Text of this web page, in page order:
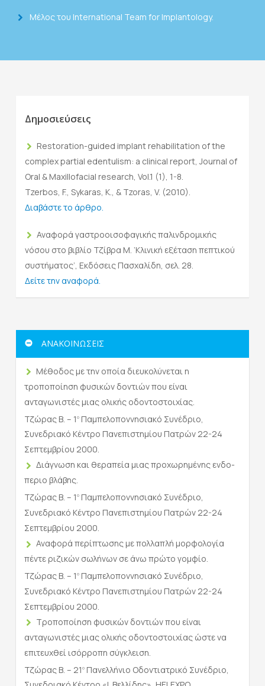
Mέλος του International Team for Implantology.
Δημοσιεύσεις
Restoration-guided implant rehabilitation of the
complex partial edentulism: a clinical report, Journal of
Oral & Maxillofacial research, Vol.1 (1), 1-8.
Tzerbos, F., Sykaras, K., & Tzoras, V. (2010).
Διαβάστε το άρθρο.
Αναφορά γαστροοισοφαγικής παλινδρομικής
νόσου στο βιβλίο Τζίβρα Μ. ‘Κλινική εξέταση πεπτικού
συστήματος’, Εκδόσεις Πασχαλίδη, σελ. 28.
Δείτε την αναφορά.
ΑΝΑΚΟΙΝΩΣΕΙΣ
Μέθοδος με την οποία διευκολύνεται η
τροποποίηση φυσικών δοντιών που είναι
ανταγωνιστές μιας ολικής οδοντοστοιχίας.
Τζώρας Β. – 1 οΠαμπελοποννησιακό Συνέδριο,
Συνεδριακό Κέντρο Πανεπιστημίου Πατρών 22-24
Σεπτεμβρίου 2000.
Διάγνωση και θεραπεία μιας προχωρημένης ενδο-
περιο βλάβης.
Τζώρας Β. – 1 οΠαμπελοποννησιακό Συνέδριο,
Συνεδριακό Κέντρο Πανεπιστημίου Πατρών 22-24
Σεπτεμβρίου 2000.
Αναφορά περίπτωσης με πολλαπλή μορφολογία
πέντε ριζικών σωλήνων σε άνω πρώτο γομφίο.
Τζώρας Β. – 1 οΠαμπελοποννησιακό Συνέδριο,
Συνεδριακό Κέντρο Πανεπιστημίου Πατρών 22-24
Σεπτεμβρίου 2000.
Τροποποίηση φυσικών δοντιών που είναι
ανταγωνιστές μιας ολικής οδοντοστοιχίας ώστε να
επιτευχθεί ισόρροπη σύγκλειση.
Τζώρας Β. – 21 οΠανελλήνιο Οδοντιατρικό Συνέδριο,